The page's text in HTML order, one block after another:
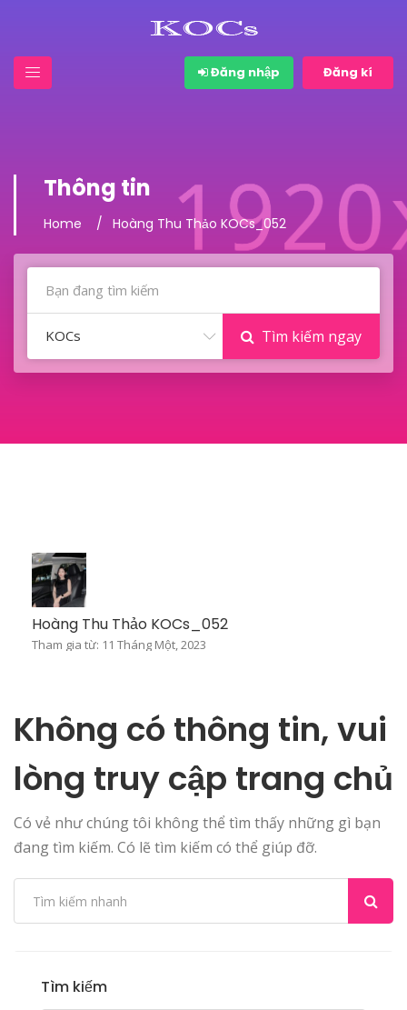
Đăng nhập Đăng kí
Thông tin
Home Hoàng Thu Thảo KOCs_052
KOCs Tìm kiếm ngay
Hoàng Thu Thảo KOCs_052
Tham gia từ: 11 Tháng Một, 2023
Không có thông tin, vui
lòng truy cập trang chủ
Có vẻ như chúng tôi không thể tìm thấy những gì bạn
đang tìm kiếm. Có lẽ tìm kiếm có thể giúp đỡ.
Tìm kiếm